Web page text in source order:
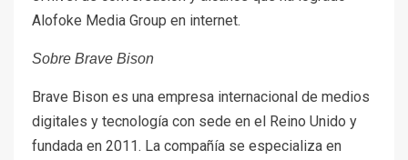
Alofoke Media Group en internet.
Sobre Brave Bison
Brave Bison es una empresa internacional de medios
digitales y tecnología con sede en el Reino Unido y
fundada en 2011. La compañía se especializa en